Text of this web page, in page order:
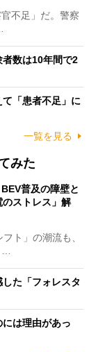
不足」だ。警察
者数は10年間で2
て「患者不足」に
一覧を見る
みた
普及の障壁と
ストレス」解
ト」の潮流も、
…
た「フォレスタ
は理由があっ